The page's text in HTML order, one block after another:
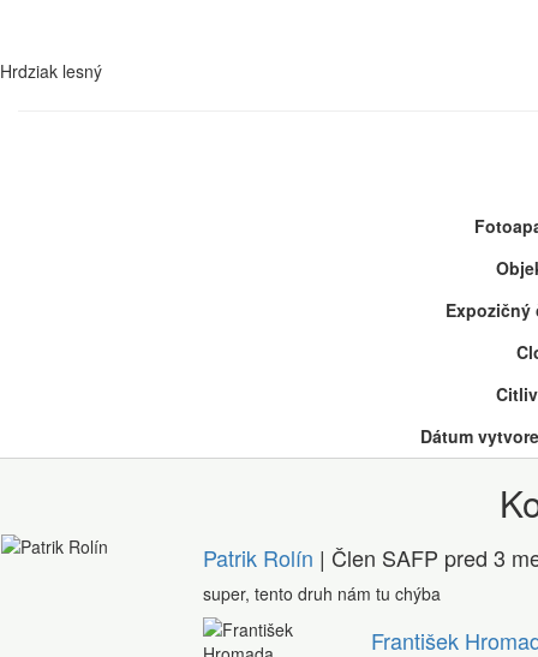
Hrdziak lesný
Expozičný
Dátum
Patrik Rolín | Člen SAFP pred 3
super, tento druh nám tu chýba
František